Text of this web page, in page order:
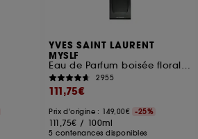
YVES SAINT LAURENT
MYSLF
Eau de Parfum boisée florale Rechargeable pour homme
2955
111,75€
Prix d'origine : 149,00€ -25%
111,75€ / 100ml
5 contenances disponibles